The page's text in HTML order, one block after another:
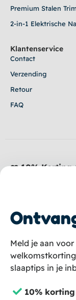
Premium Stalen
2-in-1 Elektrische
Klantenservice
Contact
Verzending
Retour
FAQ
❤️ 10% Korting
Schrijf je in en
Tips voor een
Meld je aan
slaaptips in je
10% korting